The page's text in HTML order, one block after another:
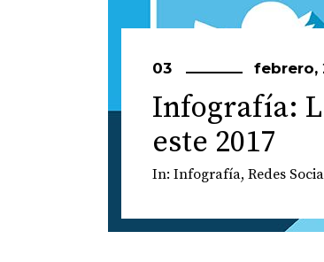
03 febrero,
Infografía:
este 2017
In: Infografía, Redes